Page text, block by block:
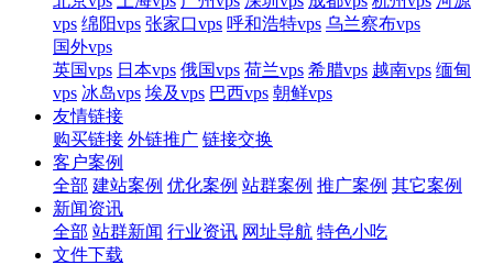
vps 绵阳vps 张家口vps 呼和浩特vps 乌兰察布vps
国外vps
英国vps 日本vps 俄国vps 荷兰vps 希腊vps 越南vps 缅甸
vps 冰岛vps 埃及vps 巴西vps 朝鲜vps
友情链接
购买链接 外链推广 链接交换
客户案例
全部 建站案例 优化案例 站群案例 推广案例 其它案例
新闻资讯
全部 站群新闻 行业资讯 网址导航 特色小吃
文件下载